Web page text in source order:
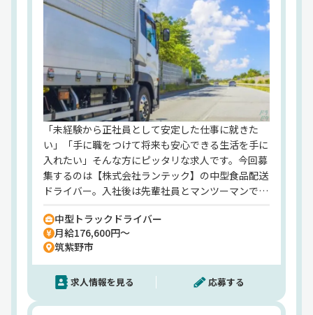
式会社ランテック】でのお仕事ですが、応募はドラ
ピタエージェントを通じてのご紹介になります！
「未経験から正社員として安定した仕事に就きた
い」「手に職をつけて将来も安心できる生活を手に
入れたい」そんな方にピッタリな求人です。今回募
集するのは【株式会社ランテック】の中型食品配送
ドライバー。入社後は先輩社員とマンツーマンでス
してくださいね◎景気の影響を受けにくい食品配送
だから、不安なく安定して長く働くことができま
す！また、充実した福利厚生も当社の魅力のひと
つ。全国21ヶ所の契約保養所、無事故表彰制度、永
年勤続表彰、資格取得補助など、社員の暮らしをし
中型トラックドライバー
月給176,600円～
筑紫野市
求人情報を見る 応募する